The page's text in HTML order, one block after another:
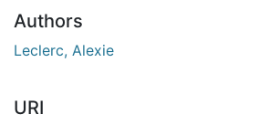
Authors
Leclerc, Alexie
URI